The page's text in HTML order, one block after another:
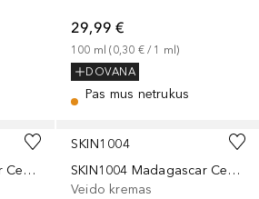
29,99 €
100 ml (0,30 € / 1 ml)
DOVANA
Pas mus netrukus
SKIN1004 Madagascar Centella Poremizing Light Gel Cream
SKIN1004
SKIN1004 Madagascar Centella Tone Brightening Tone-Up Sunscreen
Veido kremas